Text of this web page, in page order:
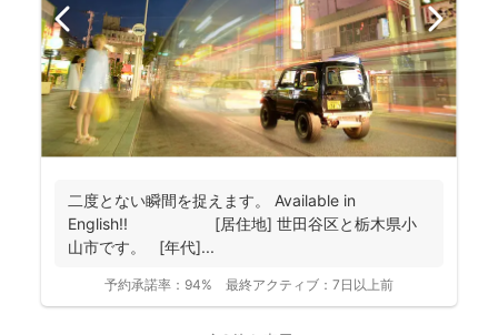
二度とない瞬間を捉えます。 Available in
English!! [居住地] 世田谷区と栃木県小
山市です。 [年代]...
予約承諾率： 94% 最終アクティブ： 7日以上前